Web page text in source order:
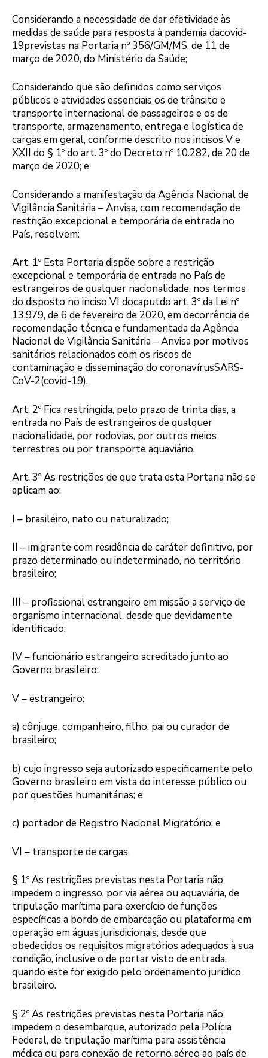
Considerando a necessidade de dar efetividade às
medidas de saúde para resposta à pandemia dacovid-
19previstas na Portaria nº 356/GM/MS, de 11 de
março de 2020, do Ministério da Saúde;
Considerando que são definidos como serviços
públicos e atividades essenciais os de trânsito e
transporte internacional de passageiros e os de
transporte, armazenamento, entrega e logística de
cargas em geral, conforme descrito nos incisos V e
XXII do § 1º do art. 3º do Decreto nº 10.282, de 20 de
março de 2020; e
Considerando a manifestação da Agência Nacional de
Vigilância Sanitária – Anvisa, com recomendação de
restrição excepcional e temporária de entrada no
País, resolvem:
Art. 1º Esta Portaria dispõe sobre a restrição
excepcional e temporária de entrada no País de
estrangeiros de qualquer nacionalidade, nos termos
do disposto no inciso VI docaputdo art. 3º da Lei nº
13.979, de 6 de fevereiro de 2020, em decorrência de
recomendação técnica e fundamentada da Agência
Nacional de Vigilância Sanitária – Anvisa por motivos
sanitários relacionados com os riscos de
contaminação e disseminação do coronavírusSARS-
CoV-2(covid-19).
Art. 2º Fica restringida, pelo prazo de trinta dias, a
entrada no País de estrangeiros de qualquer
nacionalidade, por rodovias, por outros meios
terrestres ou por transporte aquaviário.
Art. 3º As restrições de que trata esta Portaria não se
aplicam ao:
I – brasileiro, nato ou naturalizado;
II – imigrante com residência de caráter definitivo, por
prazo determinado ou indeterminado, no território
brasileiro;
III – profissional estrangeiro em missão a serviço de
organismo internacional, desde que devidamente
identificado;
IV – funcionário estrangeiro acreditado junto ao
Governo brasileiro;
V – estrangeiro:
a) cônjuge, companheiro, filho, pai ou curador de
brasileiro;
b) cujo ingresso seja autorizado especificamente pelo
Governo brasileiro em vista do interesse público ou
por questões humanitárias; e
c) portador de Registro Nacional Migratório; e
VI – transporte de cargas.
§ 1º As restrições previstas nesta Portaria não
impedem o ingresso, por via aérea ou aquaviária, de
tripulação marítima para exercício de funções
específicas a bordo de embarcação ou plataforma em
operação em águas jurisdicionais, desde que
obedecidos os requisitos migratórios adequados à sua
condição, inclusive o de portar visto de entrada,
quando este for exigido pelo ordenamento jurídico
brasileiro.
§ 2º As restrições previstas nesta Portaria não
impedem o desembarque, autorizado pela Polícia
Federal, de tripulação marítima para assistência
médica ou para conexão de retorno aéreo ao país de